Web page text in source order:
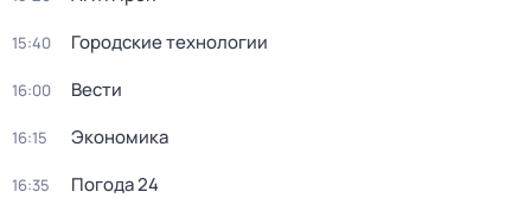
15:40 Городские технологии
16:00 Вести
16:15 Экономика
16:35 Погода 24